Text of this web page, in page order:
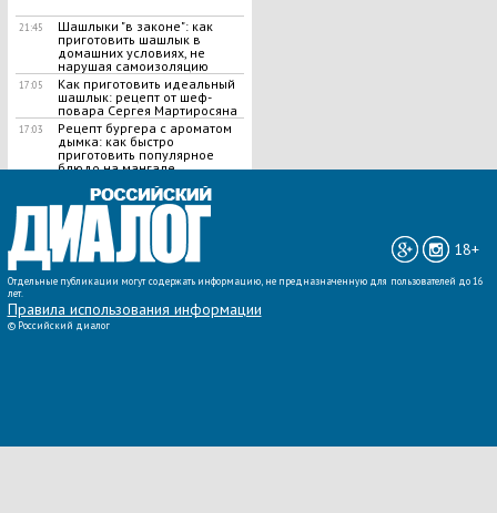
21:45
Шашлыки "в законе": как
приготовить шашлык в
домашних условиях, не
нарушая самоизоляцию
17:05
Как приготовить идеальный
шашлык​: рецепт от шеф-
повара Сергея Мартиросяна
17:03
Рецепт бургера с ароматом
дымка: как быстро
приготовить популярное
блюдо на мангале
ВСЕ НОВОСТИ »
18+
Отдельные публикации могут содержать информацию, не предназначенную для пользователей до 16
лет.
Правила использования информации
© Российский диалог